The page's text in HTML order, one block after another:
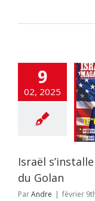
9
02, 2025
cybersécurité
flashinfos
guerre
Hamas
Incitation à la
Institutions
JUDAISME
Justice
Kurdistan
Israël
du Golan
ParAndre | février